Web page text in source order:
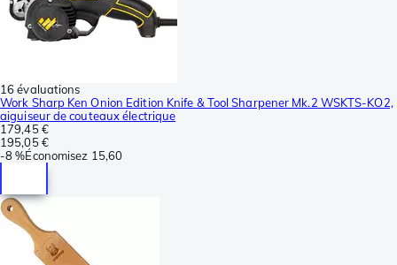
16 évaluations
Work Sharp Ken Onion Edition Knife & Tool Sharpener Mk.2 WSKTS-KO2,
aiguiseur de couteaux électrique
179,45 €
195,05 €
-8 %Économisez 15,60